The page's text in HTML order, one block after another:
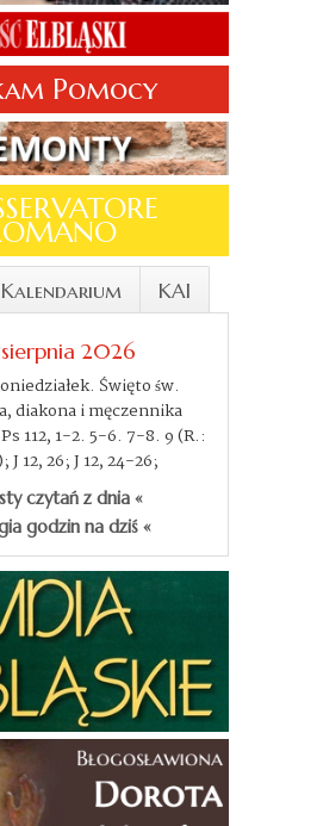
Pomocy
Kalendarium KAI
2026
Święto św.
diakona i męczennika
112, 1-2. 5-6. 7-8. 9 (R.:
J 12, 26; J 12, 24-26;
czytań z dnia «
godzin na dziś «